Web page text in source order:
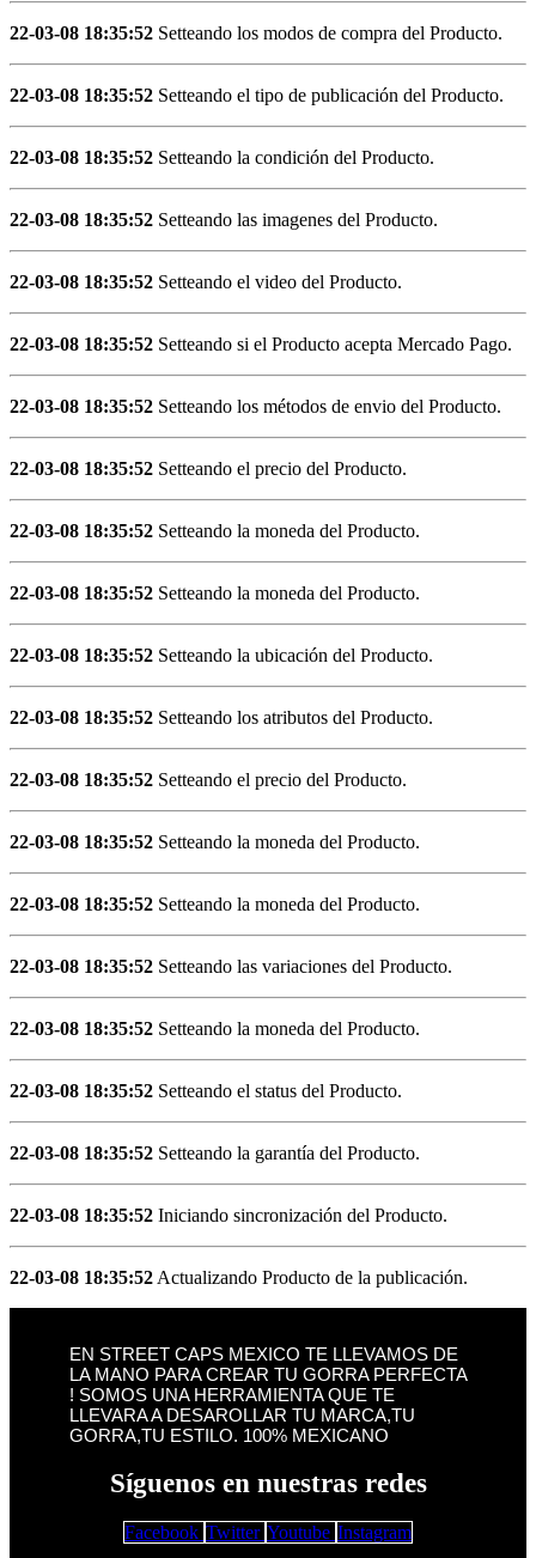
22-03-08 18:35:52 Setteando los modos de compra del Producto.
22-03-08 18:35:52 Setteando el tipo de publicación del Producto.
22-03-08 18:35:52 Setteando la condición del Producto.
22-03-08 18:35:52 Setteando las imagenes del Producto.
22-03-08 18:35:52 Setteando el video del Producto.
22-03-08 18:35:52 Setteando si el Producto acepta Mercado Pago.
22-03-08 18:35:52 Setteando los métodos de envio del Producto.
22-03-08 18:35:52 Setteando el precio del Producto.
22-03-08 18:35:52 Setteando la moneda del Producto.
22-03-08 18:35:52 Setteando la moneda del Producto.
22-03-08 18:35:52 Setteando la ubicación del Producto.
22-03-08 18:35:52 Setteando los atributos del Producto.
22-03-08 18:35:52 Setteando el precio del Producto.
22-03-08 18:35:52 Setteando la moneda del Producto.
22-03-08 18:35:52 Setteando la moneda del Producto.
22-03-08 18:35:52 Setteando las variaciones del Producto.
22-03-08 18:35:52 Setteando la moneda del Producto.
22-03-08 18:35:52 Setteando el status del Producto.
22-03-08 18:35:52 Setteando la garantía del Producto.
22-03-08 18:35:52 Iniciando sincronización del Producto.
22-03-08 18:35:52 Actualizando Producto de la publicación.
EN STREET CAPS MEXICO TE LLEVAMOS DE
LA MANO PARA CREAR TU GORRA PERFECTA
! SOMOS UNA HERRAMIENTA QUE TE
LLEVARA A DESAROLLAR TU MARCA,TU
GORRA,TU ESTILO. 100% MEXICANO
Síguenos en nuestras redes
Facebook Twitter Youtube Instagram